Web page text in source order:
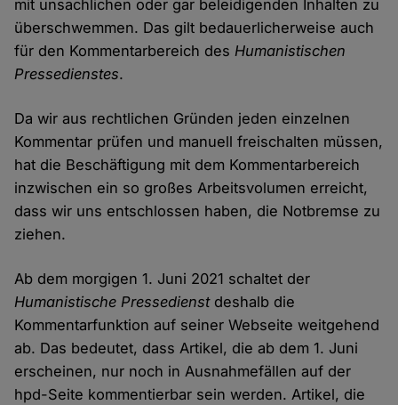
mit unsachlichen oder gar beleidigenden Inhalten zu
überschwemmen. Das gilt bedauerlicherweise auch
für den Kommentarbereich desHumanistischen
Pressedienstes.
Da wir aus rechtlichen Gründen jeden einzelnen
Kommentar prüfen und manuell freischalten müssen,
hat die Beschäftigung mit dem Kommentarbereich
inzwischen ein so großes Arbeitsvolumen erreicht,
dass wir uns entschlossen haben, die Notbremse zu
ziehen.
Ab dem morgigen 1. Juni 2021 schaltet der
Humanistische Pressedienstdeshalb die
Kommentarfunktion auf seiner Webseite weitgehend
ab. Das bedeutet, dass Artikel, die ab dem 1. Juni
erscheinen, nur noch in Ausnahmefällen auf der
hpd-Seite kommentierbar sein werden. Artikel, die